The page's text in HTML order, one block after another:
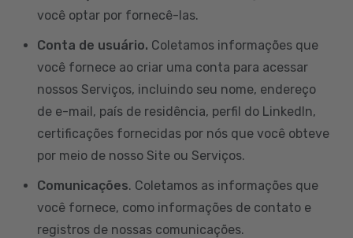
você optar por fornecê-las.
Conta de usuário. Coletamos informações que
você fornece ao criar uma conta para acessar
nossos Serviços, incluindo seu nome, endereço
de e-mail, país de residência, perfil do LinkedIn,
certificações fornecidas por nós que você obteve
por meio de nosso Site ou Serviços.
Comunicações. Coletamos as informações que
você fornece, como informações de contato e
registros de nossas comunicações.